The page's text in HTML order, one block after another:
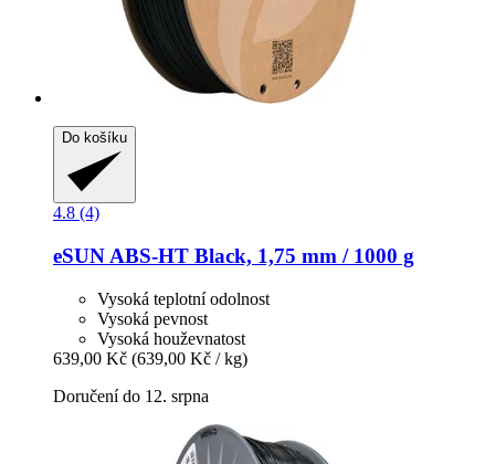
Do košíku
4.8 (4)
eSUN ABS-​HT Black, 1,75 mm / 1000 g
Vysoká teplotní odolnost
Vysoká pevnost
Vysoká houževnatost
639,00 Kč (639,00 Kč / kg)
Doručení do 12. srpna